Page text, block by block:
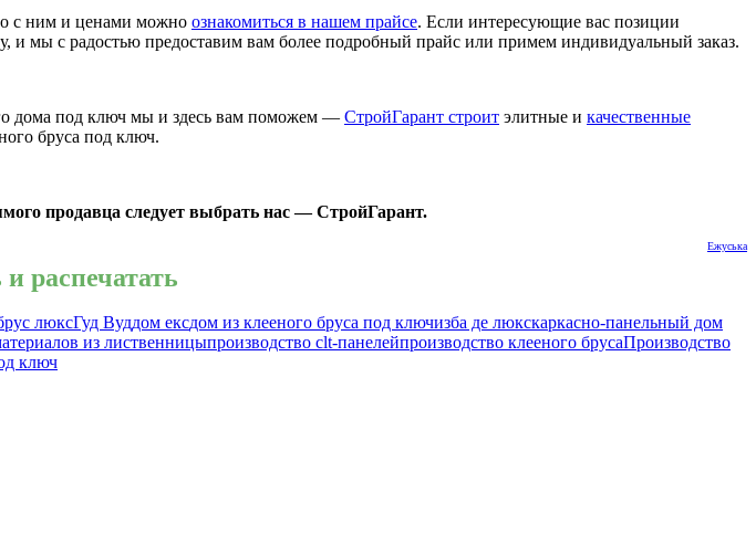
с ним и ценами можно ознакомиться в нашем прайсе. Если интересующие вас позиции
и мы с радостью предоставим вам более подробный прайс или примем индивидуальный заказ.
дома под ключ мы и здесь вам поможем — СтройГарант строит элитные и качественные
бруса под ключ.
продавца следует выбрать нас — СтройГарант.
Ежуська
распечатать
люксГуд Вуддом ексдом из клееного бруса под ключизба де люкскаркасно-панельный дом
из лиственницыпроизводство clt-панелейпроизводство клееного брусаПроизводство
ключ